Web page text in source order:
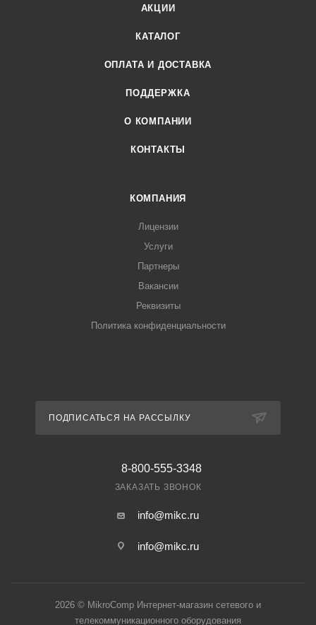
АКЦИИ
КАТАЛОГ
ОПЛАТА И ДОСТАВКА
ПОДДЕРЖКА
О КОМПАНИИ
КОНТАКТЫ
КОМПАНИЯ
Лицензии
Услуги
Партнеры
Вакансии
Реквизиты
Политика конфиденциальности
ПОДПИСАТЬСЯ НА РАССЫЛКУ
8-800-555-3348
ЗАКАЗАТЬ ЗВОНОК
info@mikc.ru
info@mikc.ru
2026 © MikroComp Интернет-магазин сетевого и
телекоммуникационного оборудования